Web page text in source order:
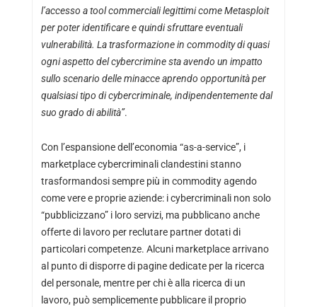
l’accesso a tool commerciali legittimi come Metasploit
per poter identificare e quindi sfruttare eventuali
vulnerabilità. La trasformazione in commodity di quasi
ogni aspetto del cybercrimine sta avendo un impatto
sullo scenario delle minacce aprendo opportunità per
qualsiasi tipo di cybercriminale, indipendentemente dal
suo grado di abilità”.
Con l’espansione dell’economia “as-a-service”, i
marketplace cybercriminali clandestini stanno
trasformandosi sempre più in commodity agendo
come vere e proprie aziende: i cybercriminali non solo
“pubblicizzano” i loro servizi, ma pubblicano anche
offerte di lavoro per reclutare partner dotati di
particolari competenze. Alcuni marketplace arrivano
al punto di disporre di pagine dedicate per la ricerca
del personale, mentre per chi è alla ricerca di un
lavoro, può semplicemente pubblicare il proprio